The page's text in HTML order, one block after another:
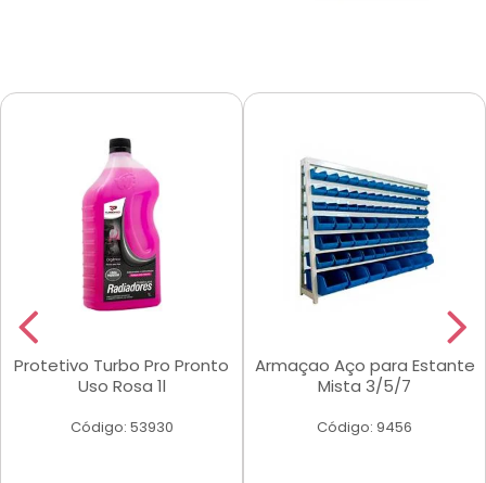
Protetivo Turbo Pro Pronto
Uso Rosa 1l
Código: 53930
Armaçao Aço para Estante
Mista 3/5/7
Código: 9456